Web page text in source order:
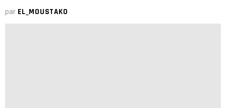
par EL_MOUSTAKO